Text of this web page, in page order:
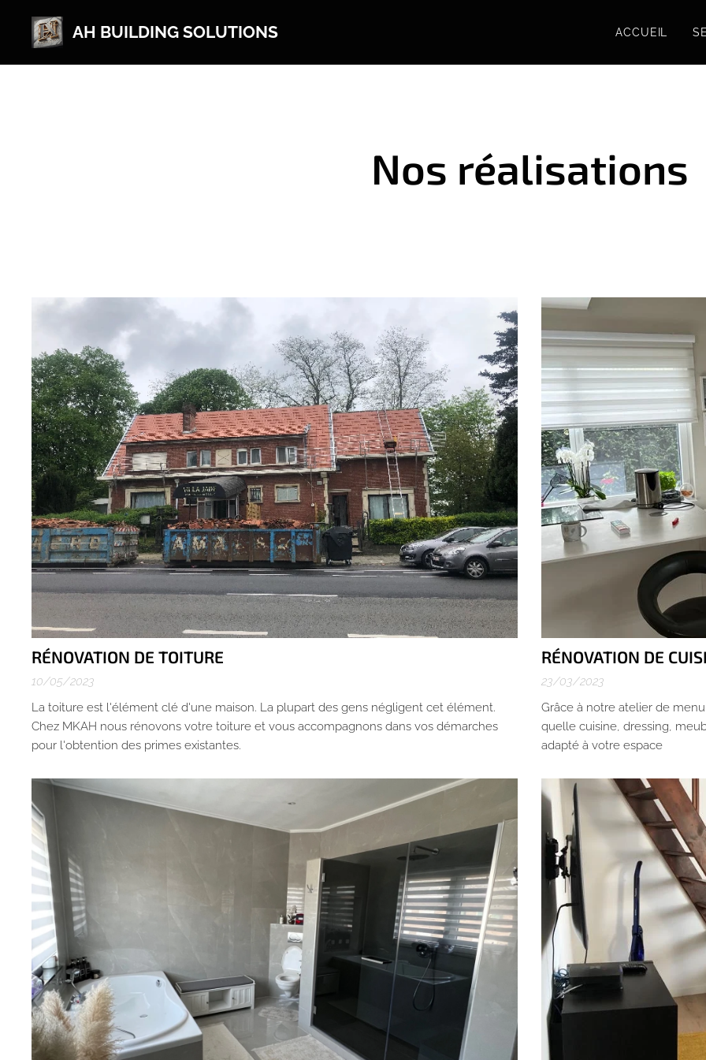
AH BUILDING SOLUTIONS ACCUEIL
Nos réalisations
RÉNOVATION DE TOITURE
10/05/2023
La toiture est l'élément clé d'une maison. La plupart des gens négligent cet élément.
Chez MKAH nous rénovons votre toiture et vous accompagnons dans vos démarches
pour l'obtention des primes existantes.
RÉNOVATION DE
23/03/2023
Grâce à notre atelier de
quelle cuisine, dressing,
adapté à votre espace